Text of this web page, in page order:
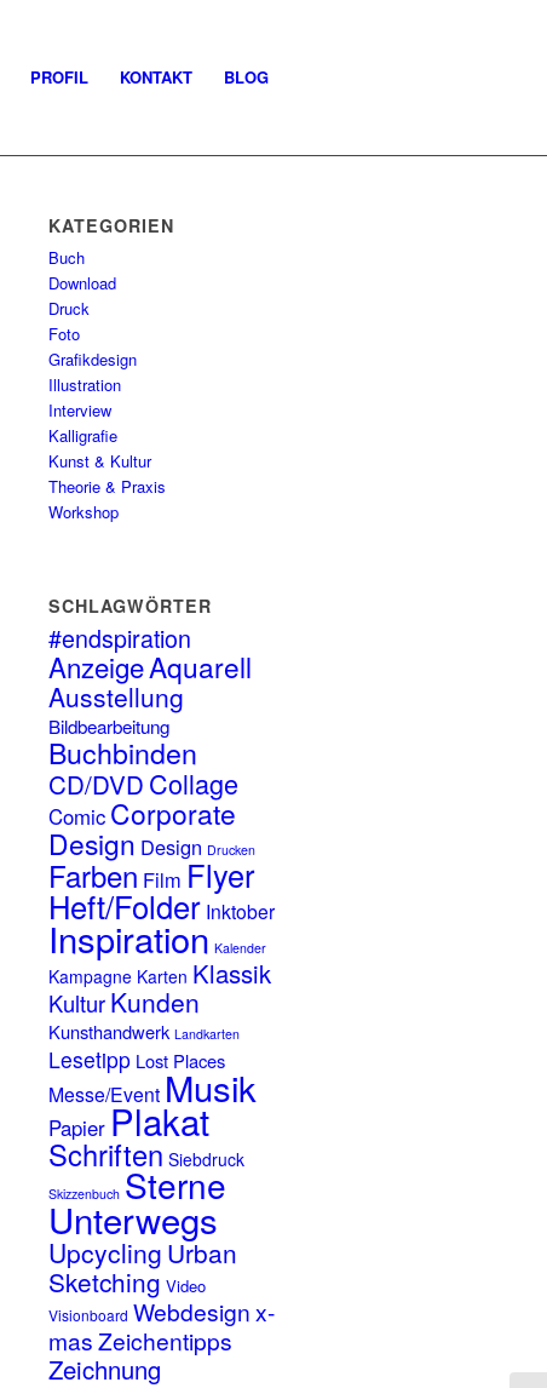
PROFIL KONTAKT BLOG
KATEGORIEN
Buch
Download
Druck
Foto
Grafikdesign
Illustration
Interview
Kalligrafie
Kunst & Kultur
Theorie & Praxis
Workshop
SCHLAGWÖRTER
#endspiration
AnzeigeAquarell
Ausstellung
Bildbearbeitung
Buchbinden
CD/DVD Collage
Comic Corporate
Design Design Drucken
Farben Film Flyer
Heft/Folder Inktober
Inspiration Kalender
Kampagne Karten Klassik
KulturKunden
Kunsthandwerk Landkarten
Lesetipp Lost Places
Messe/Event Musik
Papier Plakat
Schriften Siebdruck
Skizzenbuch Sterne
Unterwegs
Upcycling Urban
Sketching Video
Visionboard Webdesignx-
masZeichentipps
Zeichnung